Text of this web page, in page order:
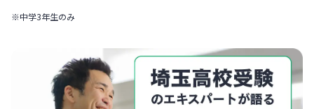
※中学3年生のみ